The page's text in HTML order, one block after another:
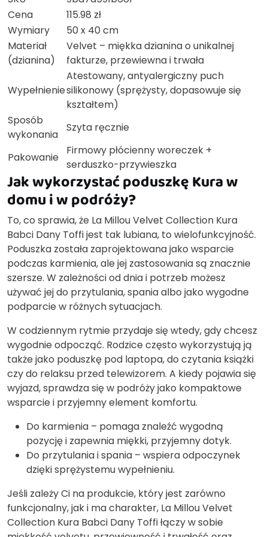
Cena
115.98 zł
Wymiary
50 x 40 cm
Materiał
(dzianina)
Velvet – miękka dzianina o unikalnej
fakturze, przewiewna i trwała
Wypełnienie
Atestowany, antyalergiczny puch
silikonowy (sprężysty, dopasowuje się
kształtem)
Sposób
wykonania
Szyta ręcznie
Pakowanie
Firmowy płócienny woreczek +
serduszko-przywieszka
Jak wykorzystać poduszkę Kura w
domu i w podróży?
To, co sprawia, że La Millou Velvet Collection Kura
Babci Dany Toffi jest tak lubiana, to wielofunkcyjność.
Poduszka została zaprojektowana jako wsparcie
podczas karmienia, ale jej zastosowania są znacznie
szersze. W zależności od dnia i potrzeb możesz
używać jej do przytulania, spania albo jako wygodne
podparcie w różnych sytuacjach.
W codziennym rytmie przydaje się wtedy, gdy chcesz
wygodnie odpocząć. Rodzice często wykorzystują ją
także jako poduszkę pod laptopa, do czytania książki
czy do relaksu przed telewizorem. A kiedy pojawia się
wyjazd, sprawdza się w podróży jako kompaktowe
wsparcie i przyjemny element komfortu.
Do karmienia – pomaga znaleźć wygodną
pozycję i zapewnia miękki, przyjemny dotyk.
Do przytulania i spania – wspiera odpoczynek
dzięki sprężystemu wypełnieniu.
Jeśli zależy Ci na produkcie, który jest zarówno
funkcjonalny, jak i ma charakter, La Millou Velvet
Collection Kura Babci Dany Toffi łączy w sobie